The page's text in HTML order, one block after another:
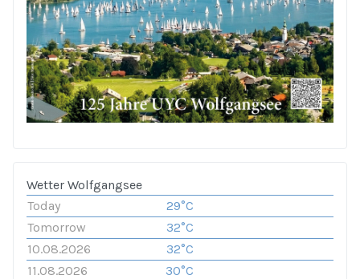
Wetter Wolfgangsee
Today
29°C
Tomorrow
32°C
10.08.2026
32°C
11.08.2026
30°C